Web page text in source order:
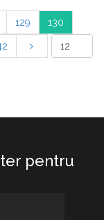
129 130
pentru